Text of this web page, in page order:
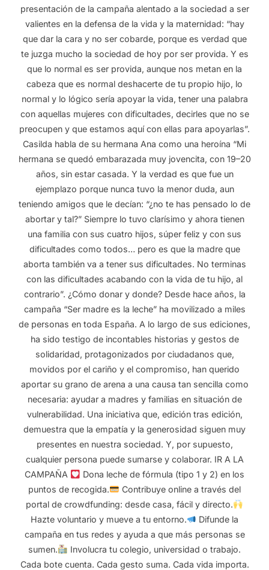
presentación de la campaña alentado a la sociedad a ser
valientes en la defensa de la vida y la maternidad: “hay
que dar la cara y no ser cobarde, porque es verdad que
te juzga mucho la sociedad de hoy por ser provida. Y es
que lo normal es ser provida, aunque nos metan en la
cabeza que es normal deshacerte de tu propio hijo, lo
normal y lo lógico sería apoyar la vida, tener una palabra
con aquellas mujeres con dificultades, decirles que no se
preocupen y que estamos aquí con ellas para apoyarlas”.
Casilda habla de su hermana Ana como una heroína “Mi
hermana se quedó embarazada muy jovencita, con 19–20
años, sin estar casada. Y la verdad es que fue un
ejemplazo porque nunca tuvo la menor duda, aun
teniendo amigos que le decían: “¿no te has pensado lo de
abortar y tal?” Siempre lo tuvo clarísimo y ahora tienen
una familia con sus cuatro hijos, súper feliz y con sus
dificultades como todos… pero es que la madre que
aborta también va a tener sus dificultades. No terminas
con las dificultades acabando con la vida de tu hijo, al
contrario”. ¿Cómo donar y donde? Desde hace años, la
campaña “Ser madre es la leche” ha movilizado a miles
de personas en toda España. A lo largo de sus ediciones,
ha sido testigo de incontables historias y gestos de
solidaridad, protagonizados por ciudadanos que,
movidos por el cariño y el compromiso, han querido
aportar su grano de arena a una causa tan sencilla como
necesaria: ayudar a madres y familias en situación de
vulnerabilidad. Una iniciativa que, edición tras edición,
demuestra que la empatía y la generosidad siguen muy
presentes en nuestra sociedad. Y, por supuesto,
cualquier persona puede sumarse y colaborar. IR A LA
CAMPAÑA
Dona leche de fórmula (tipo 1 y 2) en los
puntos de recogida.
Contribuye online a través del
portal de crowdfunding: desde casa, fácil y directo.
Hazte voluntario y mueve a tu entorno.
Difunde la
campaña en tus redes y ayuda a que más personas se
sumen.
Involucra tu colegio, universidad o trabajo.
Cada bote cuenta. Cada gesto suma. Cada vida importa.